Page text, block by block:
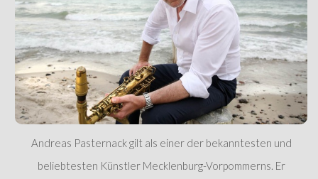
Andreas Pasternack gilt als einer der bekanntesten und
beliebtesten Künstler Mecklenburg-Vorpommerns. Er